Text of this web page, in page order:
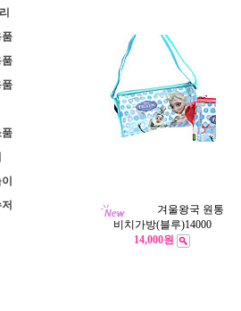
겨울왕국 원통
비치가방(블루)14000
14,000원